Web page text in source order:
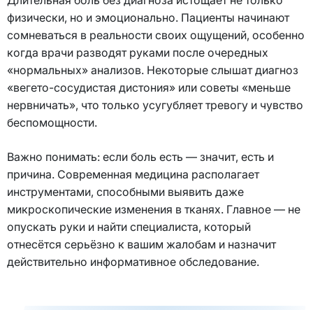
физически, но и эмоционально. Пациенты начинают
сомневаться в реальности своих ощущений, особенно
когда врачи разводят руками после очередных
«нормальных» анализов. Некоторые слышат диагноз
«вегето-сосудистая дистония» или советы «меньше
нервничать», что только усугубляет тревогу и чувство
беспомощности.
Важно понимать: если боль есть — значит, есть и
причина. Современная медицина располагает
инструментами, способными выявить даже
микроскопические изменения в тканях. Главное — не
опускать руки и найти специалиста, который
отнесётся серьёзно к вашим жалобам и назначит
действительно информативное обследование.